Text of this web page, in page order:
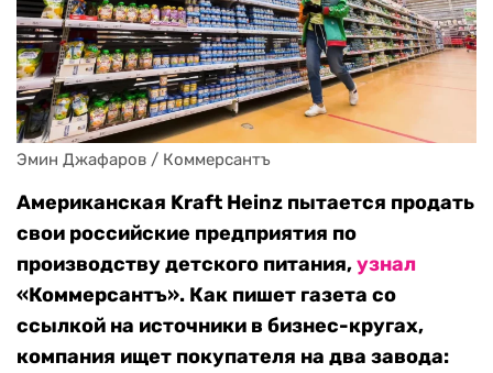
Эмин Джафаров / Коммерсантъ
Американская Kraft Heinz пытается продать
свои российские предприятия по
производству детского питания,узнал
«Коммерсантъ». Как пишет газета со
ссылкой на источники в бизнес-кругах,
компания ищет покупателя на два завода: